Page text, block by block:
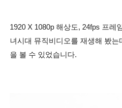
1920 X 1080p 해상도, 24fps 프레
녀시대 뮤직비디오를 재생해 봤
을 볼 수 있었습니다.